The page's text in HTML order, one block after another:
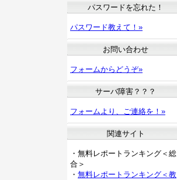
パスワードを忘れた！
パスワード教えて！»
お問い合わせ
フォームからどうぞ»
サーバ障害？？？
フォームより、ご連絡を！»
関連サイト
・無料レポートランキング＜総
合＞
・ 無料レポートランキング＜教